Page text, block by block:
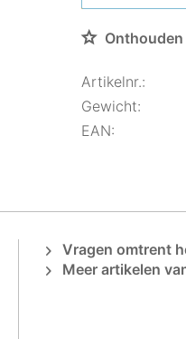
Onthouden
Artikelnr.:
Gewicht:
EAN:
Vragen omtrent
Meer artikelen